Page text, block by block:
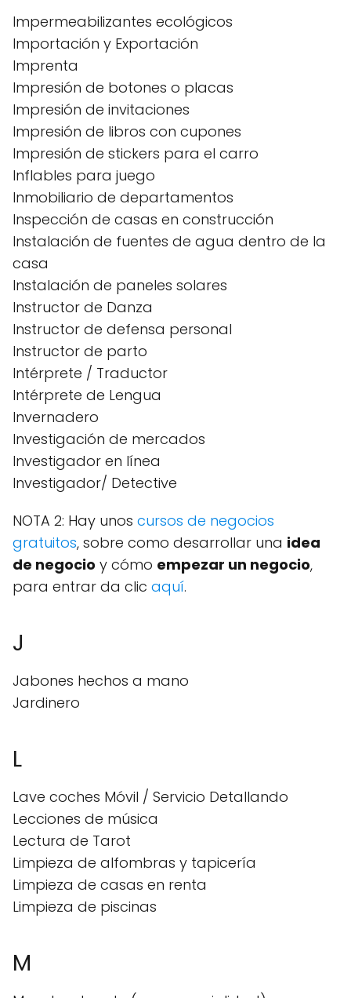
Impermeabilizantes ecológicos
Importación y Exportación
Imprenta
Impresión de botones o placas
Impresión de invitaciones
Impresión de libros con cupones
Impresión de stickers para el carro
Inflables para juego
Inmobiliario de departamentos
Inspección de casas en construcción
Instalación de fuentes de agua dentro de la
casa
Instalación de paneles solares
Instructor de Danza
Instructor de defensa personal
Instructor de parto
Intérprete / Traductor
Intérprete de Lengua
Invernadero
Investigación de mercados
Investigador en línea
Investigador/ Detective
NOTA 2: Hay unos cursos de negocios
gratuitos, sobre como desarrollar una idea
de negocio y cómo empezar un negocio,
para entrar da clic aquí.
J
Jabones hechos a mano
Jardinero
L
Lave coches Móvil / Servicio Detallando
Lecciones de música
Lectura de Tarot
Limpieza de alfombras y tapicería
Limpieza de casas en renta
Limpieza de piscinas
M